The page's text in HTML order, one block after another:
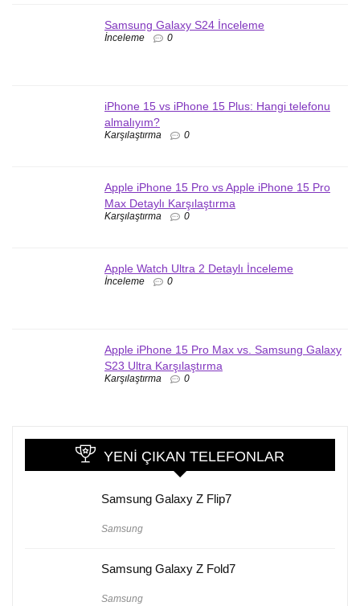
Samsung Galaxy S24 İnceleme
İnceleme 0
iPhone 15 vs iPhone 15 Plus: Hangi telefonu
almalıyım?
Karşılaştırma 0
Apple iPhone 15 Pro vs Apple iPhone 15 Pro
Max Detaylı Karşılaştırma
Karşılaştırma 0
Apple Watch Ultra 2 Detaylı İnceleme
İnceleme 0
Apple iPhone 15 Pro Max vs. Samsung Galaxy
S23 Ultra Karşılaştırma
Karşılaştırma 0
YENI ÇIKAN TELEFONLAR
Samsung Galaxy Z Flip7
Samsung
Samsung Galaxy Z Fold7
Samsung